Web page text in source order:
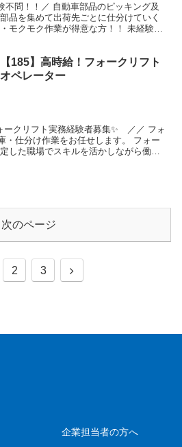
不問！！／ 自動車部品のピッキング及
品を集めて出荷先ごとに仕分けていく
モクモク作業が得意な方！！ 未経験者
【185】高時給！フォークリフト
オペレーター
クリフト実務経験者募集✨ ／／ フォ
・仕分け作業をお任せします。 フォー
した職場でスキルを活かしながら働け
次のページ
2 3
次
企業担当者の方へ